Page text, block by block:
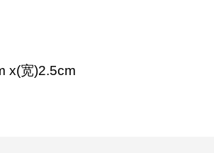
x(宽)2.5cm